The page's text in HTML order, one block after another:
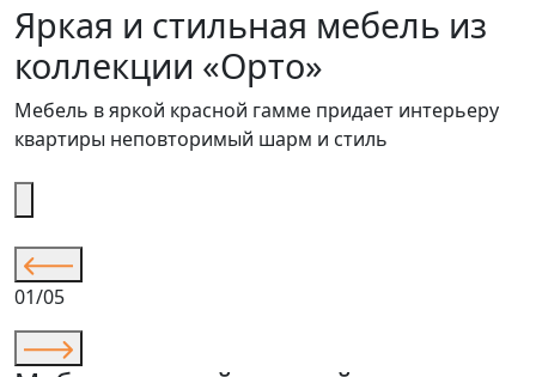
Яркая и стильная мебель из
коллекции «Орто»
Мебель в яркой красной гамме придает интерьеру
квартиры неповторимый шарм и стиль
01/05